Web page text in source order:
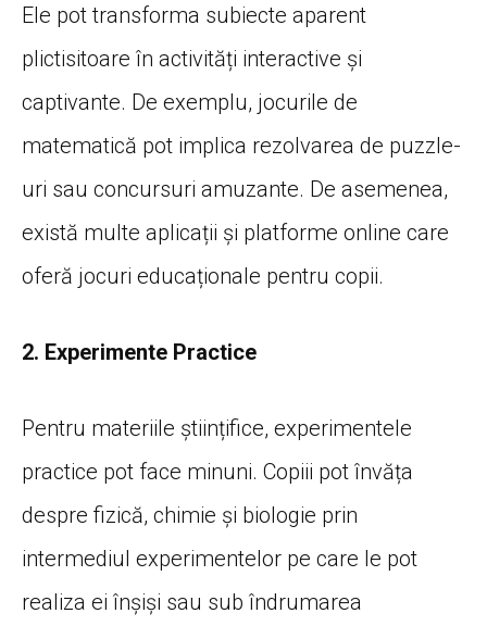
Ele pot transforma subiecte aparent
plictisitoare în activități interactive și
captivante. De exemplu, jocurile de
matematică pot implica rezolvarea de puzzle-
uri sau concursuri amuzante. De asemenea,
există multe aplicații și platforme online care
oferă jocuri educaționale pentru copii.
2. Experimente Practice
Pentru materiile științifice, experimentele
practice pot face minuni. Copiii pot învăța
despre fizică, chimie și biologie prin
intermediul experimentelor pe care le pot
realiza ei înșiși sau sub îndrumarea